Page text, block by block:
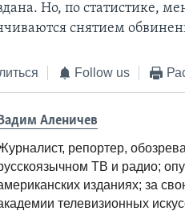
Но, по статистике,
снятием
Follow us
Аленичев
репортер,
ТВ и радио;
изданиях; за
телевизионных